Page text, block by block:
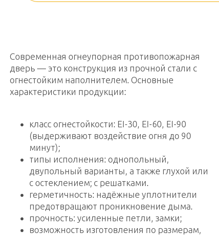
Современная огнеупорная противопожарная
дверь — это конструкция из прочной стали с
огнестойким наполнителем. Основные
характеристики продукции:
класс огнестойкости: EI-30, EI-60, EI-90
(выдерживают воздействие огня до 90
минут);
типы исполнения: однопольный,
двупольный варианты, а также глухой или
с остеклением; с решатками.
герметичность: надёжные уплотнители
предотвращают проникновение дыма.
прочность: усиленные петли, замки;
возможность изготовления по размерам,